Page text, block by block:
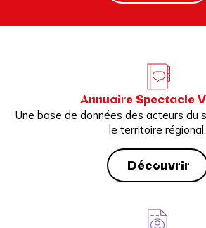
Annuaire Spectacle
Une base de données des acteurs du
le territoire régional.
Découvrir